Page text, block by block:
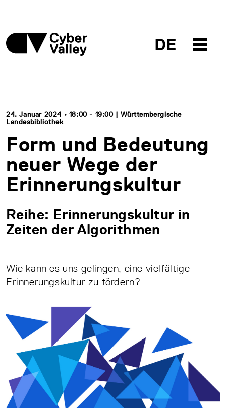
DE
24. Januar 2024 • 18:00 - 19:00 | Württembergische
Landesbibliothek
Form und Bedeutung
neuer Wege der
Erinnerungskultur
Reihe: Erinnerungskultur in
Zeiten der Algorithmen
Wie kann es uns gelingen, eine vielfältige
Erinnerungskultur zu fördern?